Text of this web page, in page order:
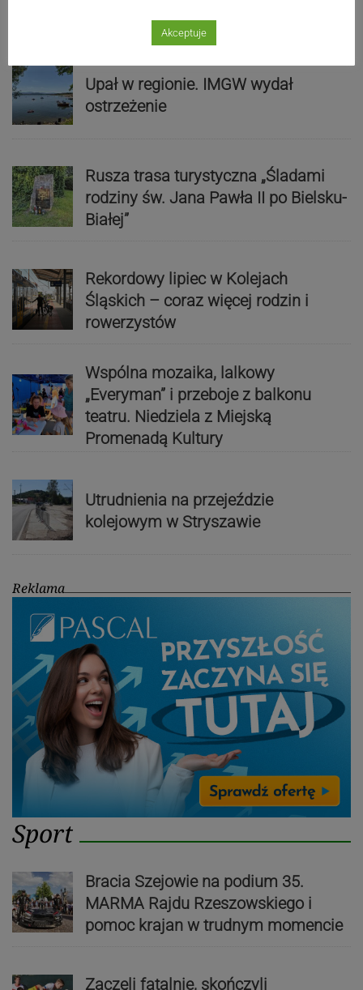
Wydarzenia
Upał w regionie. IMGW wydał
ostrzeżenie
Rusza trasa turystyczna „Śladami
rodziny św. Jana Pawła II po Bielsku-
Białej”
Rekordowy lipiec w Kolejach
Śląskich – coraz więcej rodzin i
rowerzystów
Wspólna mozaika, lalkowy
„Everyman” i przeboje z balkonu
teatru. Niedziela z Miejską
Promenadą Kultury
Utrudnienia na przejeździe
kolejowym w Stryszawie
Reklama
Sport
Bracia Szejowie na podium 35.
MARMA Rajdu Rzeszowskiego i
pomoc krajan w trudnym momencie
Zaczęli fatalnie, skończyli
Akceptuje